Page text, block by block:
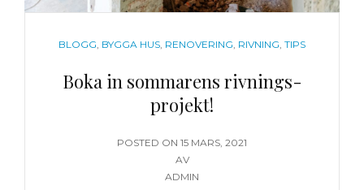
KATEGORIER
BLOGG, BYGGA HUS, RENOVERING, RIVNING, TIPS
Boka in sommarens rivnings-
projekt!
POSTED ON PUBLICERAT
DEN
15 MARS, 2021
AV
ADMIN